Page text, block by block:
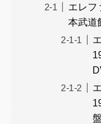
エレフ
本武道